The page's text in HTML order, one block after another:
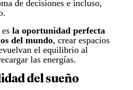
de decisiones e incluso,
la oportunidad perfecta
del mundo, crear espacios
el equilibrio al
las energías.
del sueño